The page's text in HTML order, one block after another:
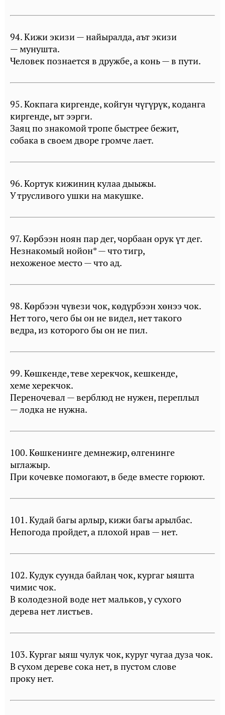
94. Кижи экизи — найыралда, аът экизи
— мунушта.
Человек познается в дружбе, а конь — в пути.
95. Кокпага киргенде, койгун чүгүрүк, коданга
киргенде, ыт ээрги.
Заяц по знакомой тропе быстрее бежит,
собака в своем дворе громче лает.
96. Кортук кижиниң кулаа дыыжы.
У трусливого ушки на макушке.
97. Көрбээн ноян пар дег, чорбаан орук үт дег.
Незнакомый нойон* — что тигр,
нехоженое место — что ад.
98. Көрбээн чүвези чок, көдүрбээн хөнээ чок.
Нет того, чего бы он не видел, нет такого
ведра, из которого бы он не пил.
99. Көшкенде, теве херекчок, кешкенде,
хеме херекчок.
Переночевал — верблюд не нужен, переплыл
— лодка не нужна.
100. Көшкенинге демнежир, өлгенинге
ыглажыр.
При кочевке помогают, в беде вместе горюют.
101. Кудай багы арлыр, кижи багы арылбас.
Непогода пройдет, а плохой нрав — нет.
102. Кудук суунда байлаң чок, кургаг ыяшта
чимис чок.
В колодезной воде нет мальков, у сухого
дерева нет листьев.
103. Кургаг ыяш чулук чок, куруг чугаа дуза чок.
В сухом дереве сока нет, в пустом слове
проку нет.